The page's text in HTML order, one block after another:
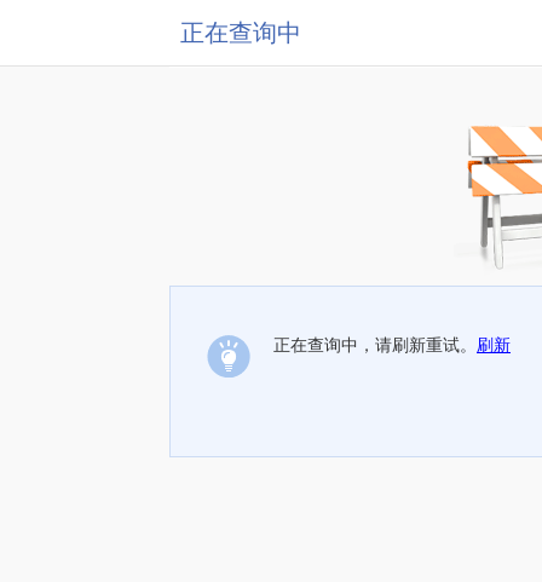
正在查询中
正在查询中，请刷新重试。 刷新